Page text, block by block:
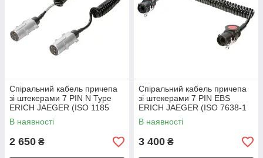
Спіральний кабель причепа
зі штекерами 7 PIN N Type
ERICH JAEGER (ISO 1185
ISO 4141-4) 24V метал Ø38
В наявності
2 650 ₴
Спіральний кабель причепа
зі штекерами 7 PIN EBS
ERICH JAEGER (ISO 7638-1
ISO 4141-4) 24V
В наявності
3 400 ₴